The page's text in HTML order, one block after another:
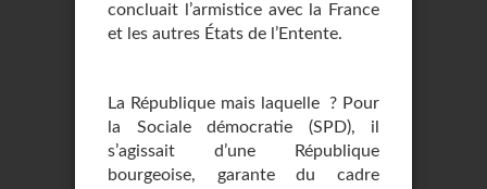
concluait l’armistice avec la France
et les autres États de l’Entente.
La République mais laquelle ? Pour
la Sociale démocratie (SPD), il
s’agissait d’une République
bourgeoise, garante du cadre